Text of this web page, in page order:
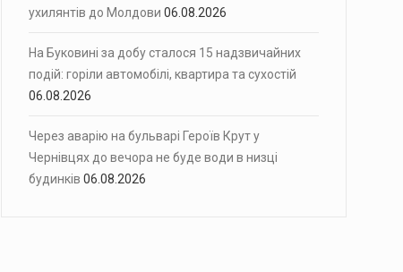
ухилянтів до Молдови 06.08.2026
На Буковині за добу сталося 15 надзвичайних
подій: горіли автомобілі, квартира та сухостій
06.08.2026
Через аварію на бульварі Героїв Крут у
Чернівцях до вечора не буде води в низці
будинків 06.08.2026